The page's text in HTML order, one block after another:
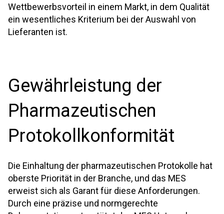
Wettbewerbsvorteil in einem Markt, in dem Qualität
ein wesentliches Kriterium bei der Auswahl von
Lieferanten ist.
Gewährleistung der
Pharmazeutischen
Protokollkonformität
Die Einhaltung der pharmazeutischen Protokolle hat
oberste Priorität in der Branche, und das MES
erweist sich als Garant für diese Anforderungen.
Durch eine präzise und normgerechte